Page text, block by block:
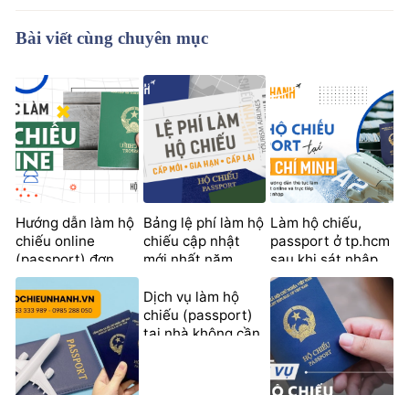
Bài viết cùng chuyên mục
Làm hộ chiếu,
passport ở tp.hcm
sau khi sát nhập
1/7/2025
Bảng lệ phí làm hộ
chiếu cập nhật
mới nhất năm
Hướng dẫn làm hộ
chiếu online
(passport) đơn
giản tại nhà
Dịch vụ làm hộ
chiếu (passport)
tại nhà không cần